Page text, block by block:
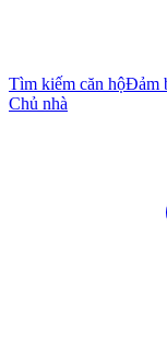
Tìm kiếm căn hộĐảm
Chủ nhà